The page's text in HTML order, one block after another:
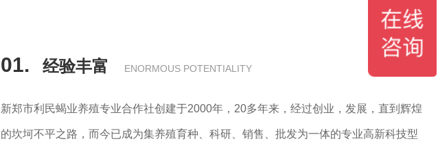
01. 经验丰富 ENORMOUS POTENTIALITY
新郑市利民蝎业养殖专业合作社创建于2000年，20多年来，经过创业，发展，直到辉煌
的坎坷不平之路，而今已成为集养殖育种、科研、销售、批发为一体的专业高新科技型